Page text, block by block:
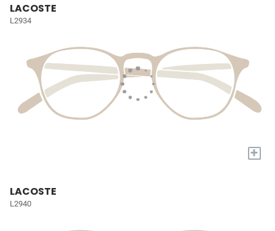
LACOSTE
L2934
+
LACOSTE
L2940